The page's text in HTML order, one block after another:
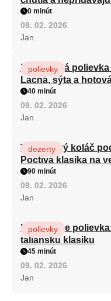
0 minút
09. 02. 2026
Jan
Zeleninová
Lacná, sýta a
polievky
40 minút
09. 02. 2026
Jan
Tvarohový koláč
Poctivá klasika na
dezerty
90 minút
09. 02. 2026
Jan
Minestrone
taliansku klasiku
polievky
45 minút
09. 02. 2026
Jan